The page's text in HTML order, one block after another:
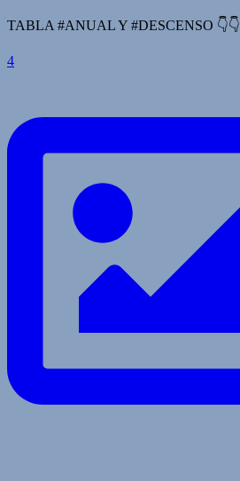
TABLA #ANUAL Y #DESCENSO 👇👇
4